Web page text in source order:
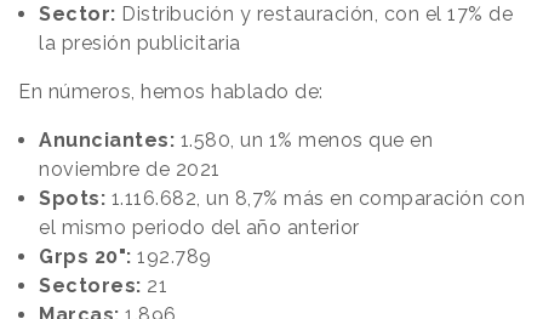
Sector: Distribución y restauración, con el 17% de
la presión publicitaria
En números, hemos hablado de:
Anunciantes: 1.580, un 1% menos que en
noviembre de 2021
Spots: 1.116.682, un 8,7% más en comparación con
el mismo periodo del año anterior
Grps 20": 192.789
Sectores: 21